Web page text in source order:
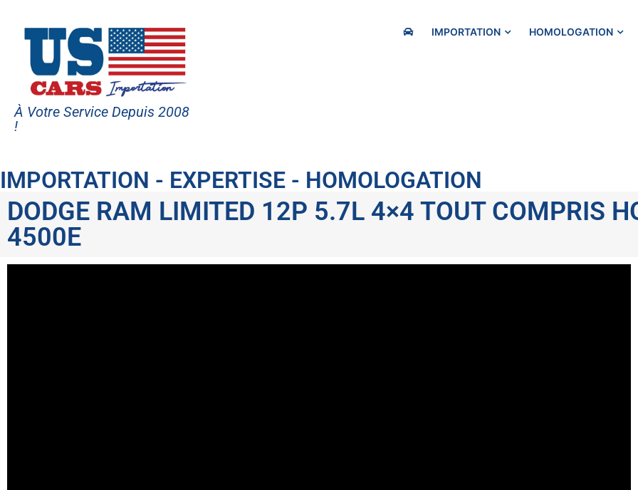
À Votre Service Depuis 2008
!
IMPORTATION HOMOLOGATION
IMPORTATION - EXPERTISE - HOMOLOGATION
DODGE RAM LIMITED 12P 5.7L 4×4 TOUT COMPRIS
4500E